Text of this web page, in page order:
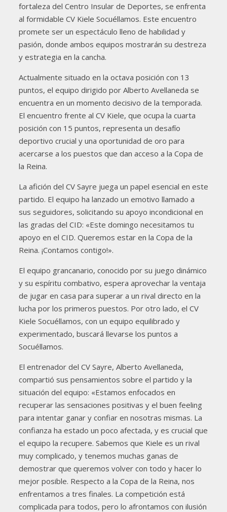
fortaleza del Centro Insular de Deportes, se enfrenta
al formidable CV Kiele Socuéllamos. Este encuentro
promete ser un espectáculo lleno de habilidad y
pasión, donde ambos equipos mostrarán su destreza
y estrategia en la cancha.
Actualmente situado en la octava posición con 13
puntos, el equipo dirigido por Alberto Avellaneda se
encuentra en un momento decisivo de la temporada.
El encuentro frente al CV Kiele, que ocupa la cuarta
posición con 15 puntos, representa un desafío
deportivo crucial y una oportunidad de oro para
acercarse a los puestos que dan acceso a la Copa de
la Reina.
La afición del CV Sayre juega un papel esencial en este
partido. El equipo ha lanzado un emotivo llamado a
sus seguidores, solicitando su apoyo incondicional en
las gradas del CID: «Este domingo necesitamos tu
apoyo en el CID. Queremos estar en la Copa de la
Reina. ¡Contamos contigo!».
El equipo grancanario, conocido por su juego dinámico
y su espíritu combativo, espera aprovechar la ventaja
de jugar en casa para superar a un rival directo en la
lucha por los primeros puestos. Por otro lado, el CV
Kiele Socuéllamos, con un equipo equilibrado y
experimentado, buscará llevarse los puntos a
Socuéllamos.
El entrenador del CV Sayre, Alberto Avellaneda,
compartió sus pensamientos sobre el partido y la
situación del equipo: «Estamos enfocados en
recuperar las sensaciones positivas y el buen feeling
para intentar ganar y confiar en nosotras mismas. La
confianza ha estado un poco afectada, y es crucial que
el equipo la recupere. Sabemos que Kiele es un rival
muy complicado, y tenemos muchas ganas de
demostrar que queremos volver con todo y hacer lo
mejor posible. Respecto a la Copa de la Reina, nos
enfrentamos a tres finales. La competición está
complicada para todos, pero lo afrontamos con ilusión